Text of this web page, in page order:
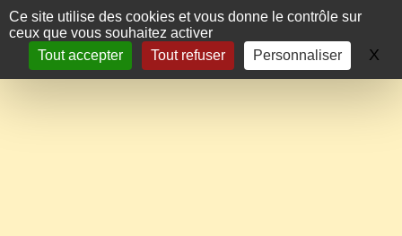
Panneau de gestion des cookies
Ce site utilise des cookies et vous donne le contrôle sur
ceux que vous souhaitez activer
Tout accepter
Tout refuser Personnaliser X